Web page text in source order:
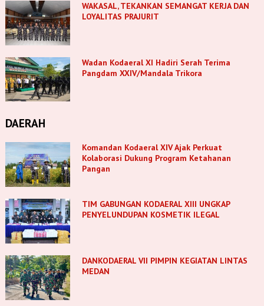
WAKASAL, TEKANKAN SEMANGAT KERJA DAN
LOYALITAS PRAJURIT
Wadan Kodaeral XI Hadiri Serah Terima
Pangdam XXIV/Mandala Trikora
DAERAH
Komandan Kodaeral XIV Ajak Perkuat
Kolaborasi Dukung Program Ketahanan
Pangan
TIM GABUNGAN KODAERAL XIII UNGKAP
PENYELUNDUPAN KOSMETIK ILEGAL
DANKODAERAL VII PIMPIN KEGIATAN LINTAS
MEDAN